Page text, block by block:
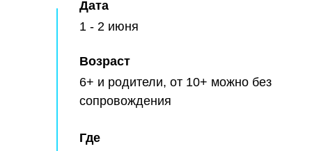
Дата
Возраст
Где
6+ и родители, от 10+ можно без
сопровождения
1 - 2 июня